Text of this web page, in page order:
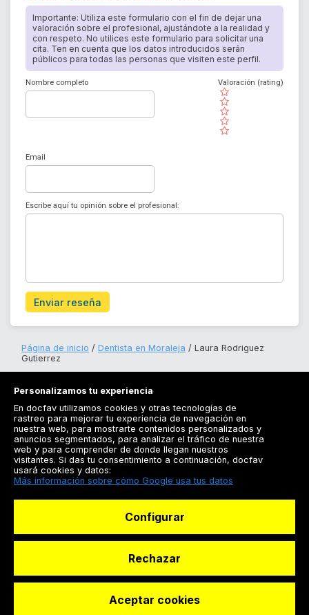
Importante: Utiliza este formulario con el fin de dejar una
valoración sobre el profesional, ajustándote a la realidad y
con respeto. No utilices este formulario para solicitar una
cita. Ten en cuenta que los datos introducidos serán
públicos para todas las personas que visiten este perfil.
Nombre completo
( )
( )
( )
( )
( )
Valoración (rating)
Email
Escribe aquí tu opinión sobre el profesional:
Enviar reseña
Página de inicio Dentista en Moraleja
Laura Rodriguez
Gutierrez
Registrarse
Docfav
© Dashboard Technologies S.L
Personalizamos tu experiencia
En docfav utilizamos cookies y otras tecnologías de
rastreo para mejorar tu experiencia de navegación en
nuestra web, para mostrarte contenidos personalizados y
anuncios segmentados, para analizar el tráfico de nuestra
web y para comprender de donde llegan nuestros
visitantes. Si das tu consentimiento a continuación, docfav
usará cookies y datos:
Más información sobre cómo Google usa tus datos
Configurar
Rechazar
Aceptar cookies